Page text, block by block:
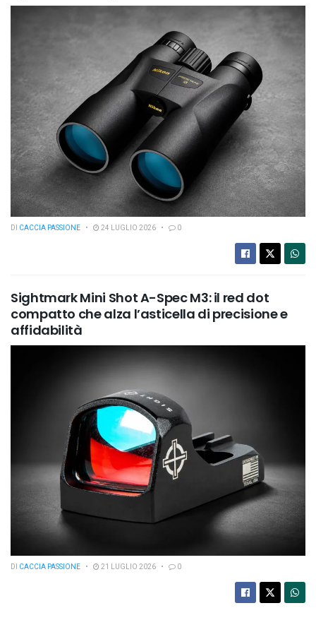
DI CACCIA PASSIONE 24 LUGLIO 2026 0
Sightmark Mini Shot A-Spec M3: il red dot
compatto che alza l’asticella di precisione e
affidabilità
DI CACCIA PASSIONE 21 LUGLIO 2026 0